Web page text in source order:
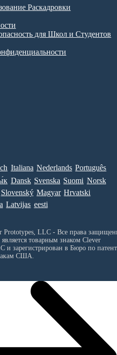
Раскадровки
для Школ и Студентов
Italiana Nederlands Português
Dansk Svenska Suomi Norsk
Slovenský Magyar Hrvatski
Latvijas eesti
Prototypes, LLC - Все права
товарным знаком Clever
и зарегистрирован в Бюро по
США.